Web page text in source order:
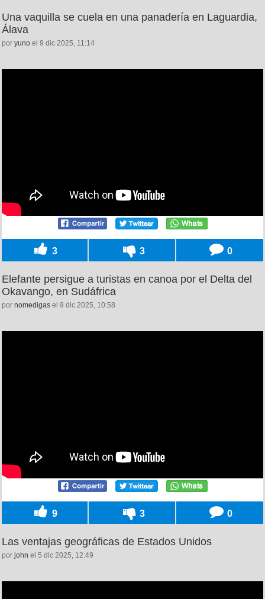
Una vaquilla se cuela en una panadería en Laguardia,
Álava
por yuno el 9 dic 2025, 11:14
3 3 0
Elefante persigue a turistas en canoa por el Delta del
Okavango, en Sudáfrica
por nomedigas el 9 dic 2025, 10:58
9 3 0
Las ventajas geográficas de Estados Unidos
por john el 5 dic 2025, 12:49